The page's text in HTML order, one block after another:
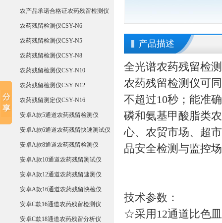
农产品承诺合格证农药残留检测仪
农药残留检测仪CSY-N6
农药残留检测仪CSY-N5
农药残留检测仪CSY-N8
农药残留检测仪CSY-N10
农药残留检测仪CSY-N12
农药残留测定仪CSY-N16
安卓A款5通道农药残留检测仪
安卓A款6通道农药残留快速测试仪
安卓A款8通道农药残留检测仪
安卓A款10通道农药残留测试仪
安卓A款12通道农药残留速测仪
安卓A款16通道农药残留快检仪
安卓C款16通道农药残留检测仪
安卓C款18通道农药残留分析仪
产品描述
全光谱农药残留检
农药残留检测仪可
不超过10秒；能准
磷和氨基甲酸脂类
心、农贸市场、超
品安全检测与监控
技术参数：
☆采用12通道比色